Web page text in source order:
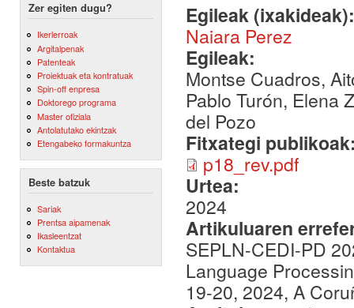
Zer egiten dugu?
Ikerlerroak
Argitalpenak
Patenteak
Proiektuak eta kontratuak
Spin-off enpresa
Doktorego programa
Master ofiziala
Antolatutako ekintzak
Etengabeko formakuntza
Beste batzuk
Sariak
Prentsa aipamenak
Ikasleentzat
Kontaktua
Egileak
Naiara Perez
Egileak:
Montse Cuadros,
Pablo Turón, Elena
del Pozo
Fitxategi
p18_rev.pdf
Urtea:
2024
Artikuluaren
SEPLN-CEDI-PD
Language
19-20, 2024, A